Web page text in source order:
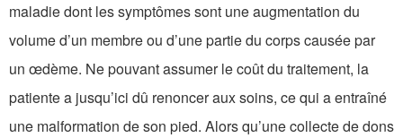
maladie dont les symptômes sont une augmentation du
volume d’un membre ou d’une partie du corps causée par
un œdème. Ne pouvant assumer le coût du traitement, la
patiente a jusqu’ici dû renoncer aux soins, ce qui a entraîné
une malformation de son pied. Alors qu’une collecte de dons